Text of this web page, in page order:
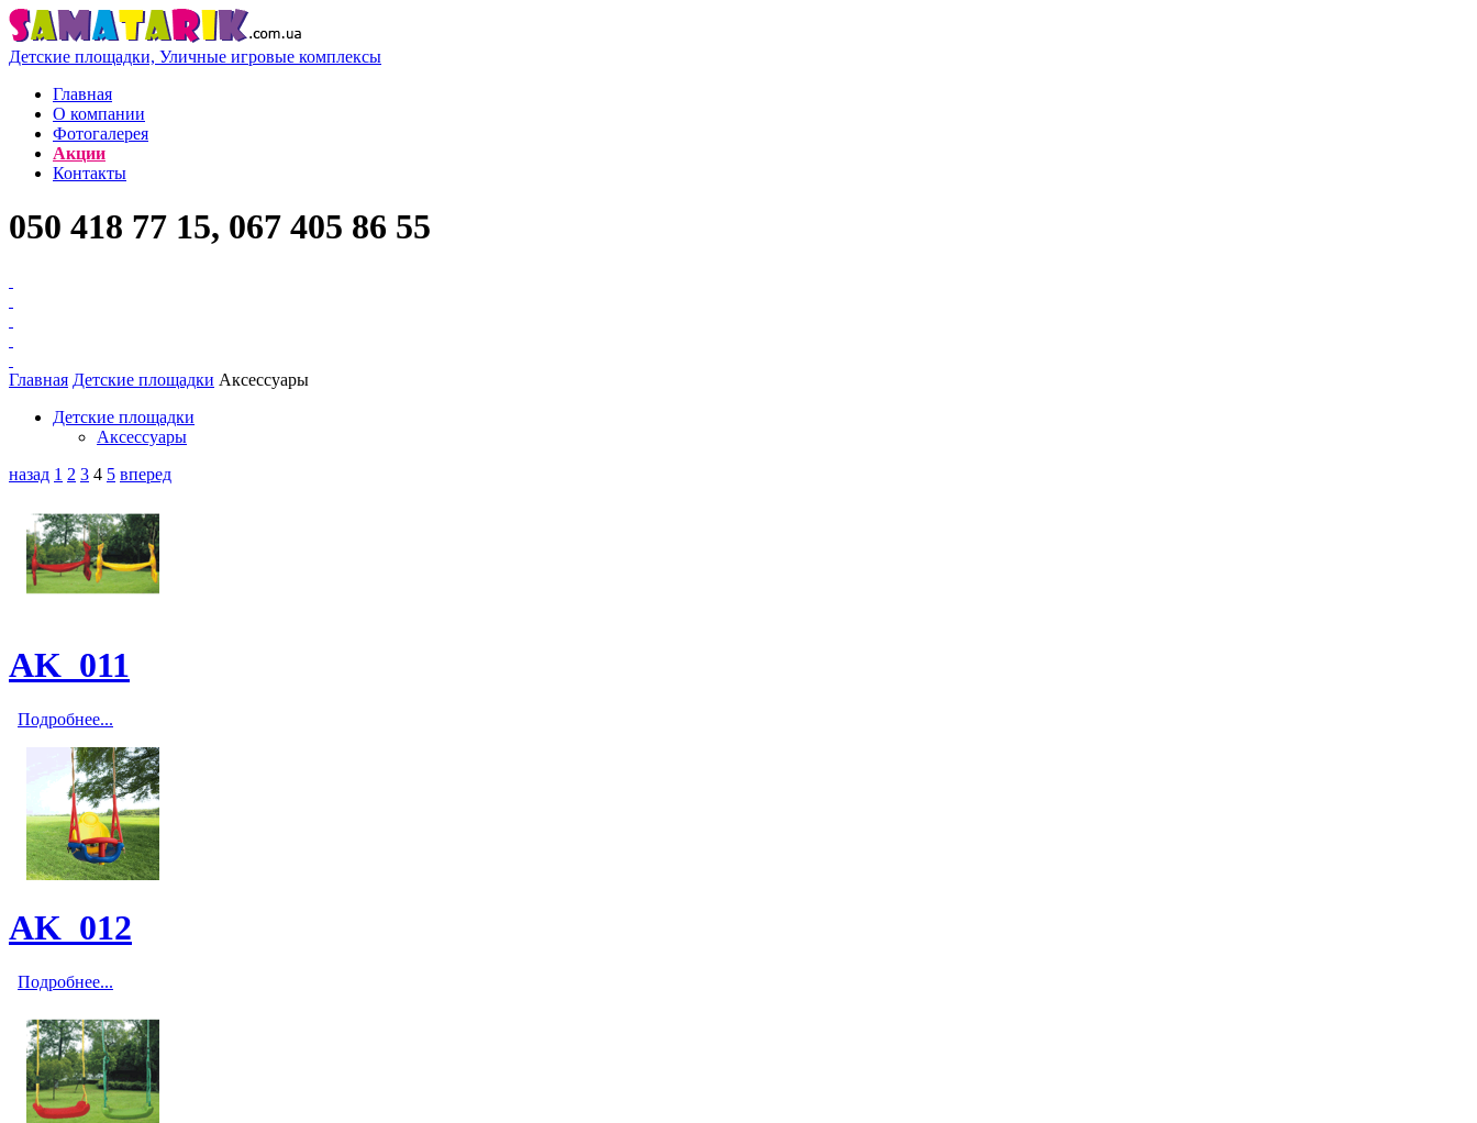
Детские площадки, Уличные игровые комплексы
Главная
О компании
Фотогалерея
Акции
Контакты
050 418 77 15, 067 405 86 55
Главная Детские площадки Аксессуары
Детские площадки
Аксессуары
назад 1 2 3 4 5 вперед
AK_011
Подробнее...
AK_012
Подробнее...